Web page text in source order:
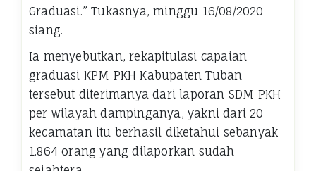
Graduasi.” Tukasnya, minggu 16/08/2020
siang.
Ia menyebutkan, rekapitulasi capaian
graduasi KPM PKH Kabupaten Tuban
tersebut diterimanya dari laporan SDM PKH
per wilayah dampinganya, yakni dari 20
kecamatan itu berhasil diketahui sebanyak
1.864 orang yang dilaporkan sudah